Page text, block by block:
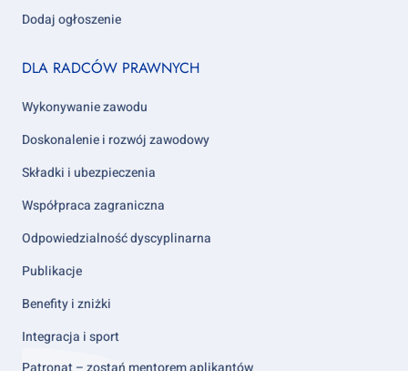
Dodaj ogłoszenie
Footer
2
DLA RADCÓW PRAWNYCH
Wykonywanie zawodu
Doskonalenie i rozwój zawodowy
Składki i ubezpieczenia
Współpraca zagraniczna
Odpowiedzialność dyscyplinarna
Publikacje
Benefity i zniżki
Integracja i sport